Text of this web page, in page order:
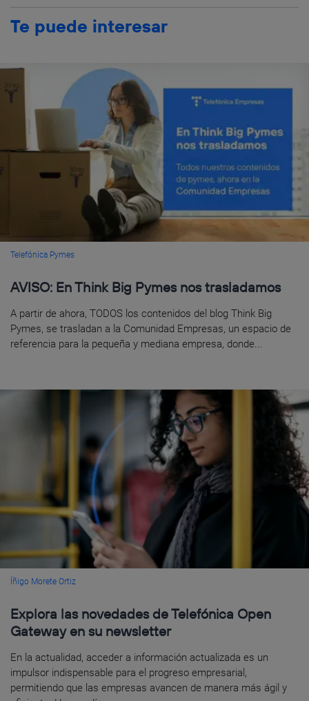
Te puede interesar
Telefónica Pymes
AVISO: En Think Big Pymes nos trasladamos
A partir de ahora, TODOS los contenidos del blog Think Big
Pymes, se trasladan a la Comunidad Empresas, un espacio de
referencia para la pequeña y mediana empresa, donde...
Íñigo Morete Ortiz
Explora las novedades de Telefónica Open
Gateway en su newsletter
En la actualidad, acceder a información actualizada es un
impulsor indispensable para el progreso empresarial,
permitiendo que las empresas avancen de manera más ágil y